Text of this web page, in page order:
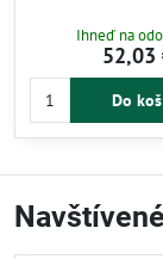
Dlhodobé pôsobenie
je ideálne pre
trávnikov. Jednoduché
účinné zloženie s
Ihneď na
52,03
Do